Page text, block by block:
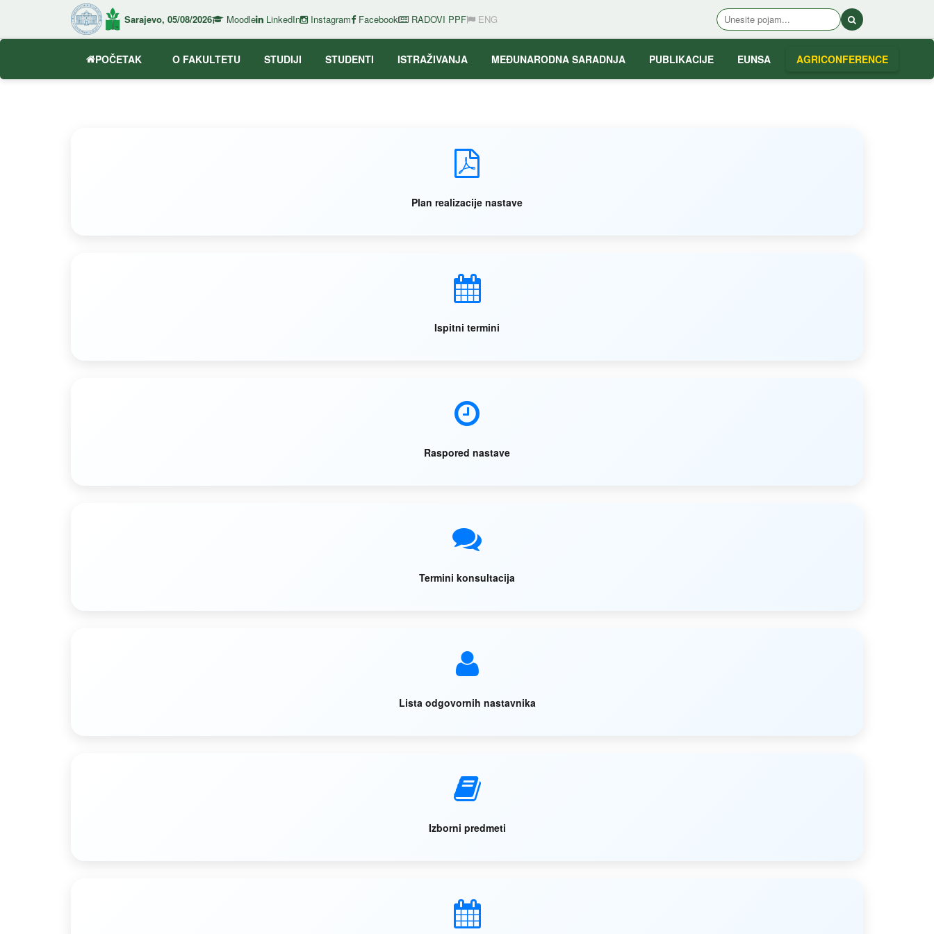
Sarajevo, 05/08/2026 Moodle LinkedIn Instagram Facebook RADOVI PPF ENG
POČETAK O FAKULTETU STUDIJI STUDENTI ISTRAŽIVANJA MEĐUNARODNA SARADNJA PUBLIKACIJE EUNSA AGRICONFERENCE
Plan realizacije nastave
Ispitni termini
Raspored nastave
Termini konsultacija
Lista odgovornih nastavnika
Izborni predmeti